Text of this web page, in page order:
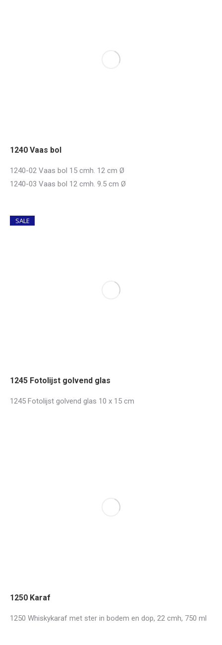
1240 Vaas bol
1240-02 Vaas bol 15 cmh. 12 cm Ø
1240-03 Vaas bol 12 cmh. 9.5 cm Ø
SALE
1245 Fotolijst golvend glas
1245 Fotolijst golvend glas 10 x 15 cm
1250 Karaf
1250 Whiskykaraf met ster in bodem en dop, 22 cmh, 750 ml